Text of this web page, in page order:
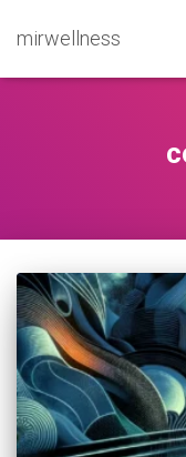
mirwellness